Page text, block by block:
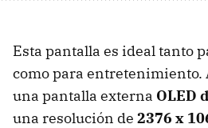
Esta pantalla es ideal tanto
como para entretenimiento.
una pantalla externa OLED
una resolución de 2376 x